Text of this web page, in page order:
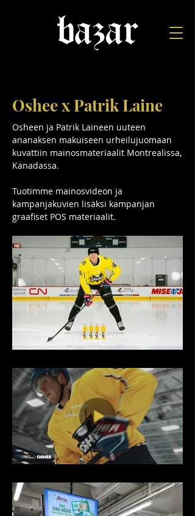
Oshee x Patrik Laine
Osheen ja Patrik Laineen uuteen
ananaksen makuiseen urheilujuomaan
kuvattiin mainosmateriaalit Montrealissa,
Kanadassa.
Tuotimme mainosvideon ja
kampanjakuvien lisäksi kampanjan
graafiset POS materiaalit.